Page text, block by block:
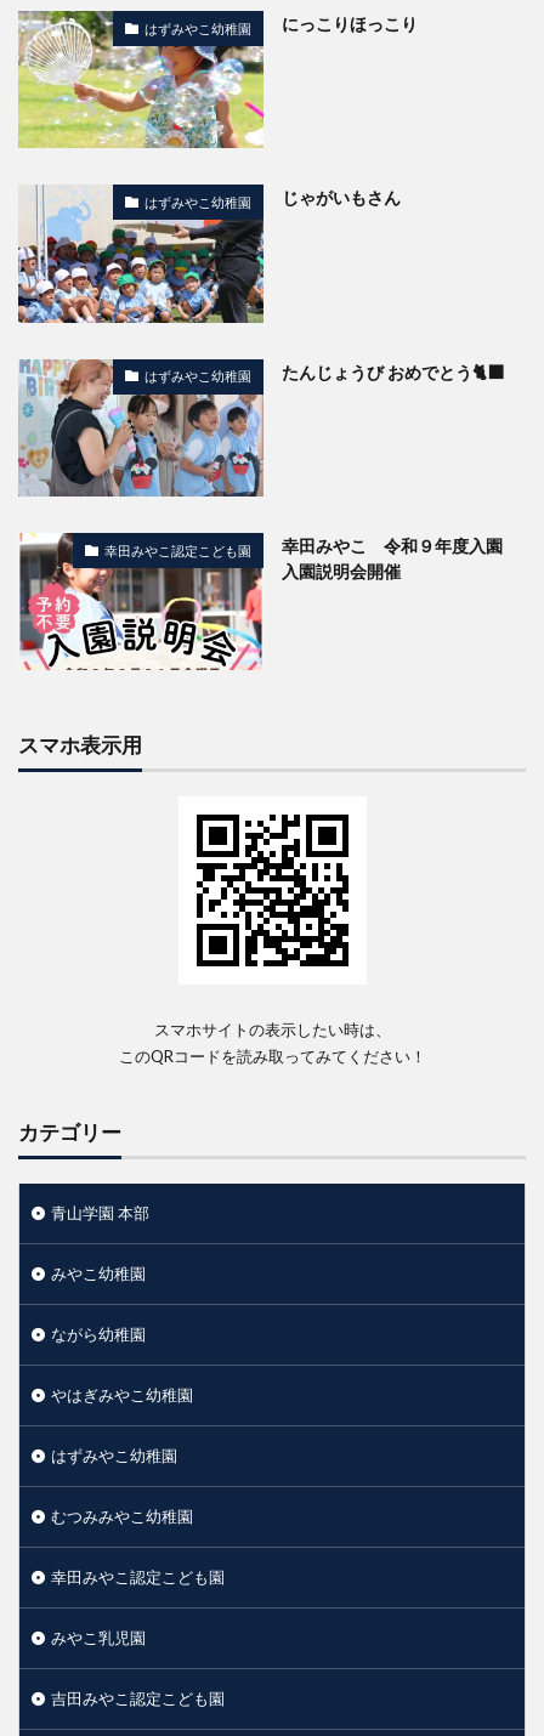
はずみやこ幼稚園 にっこりほっこり
はずみやこ幼稚園 じゃがいもさん
はずみやこ幼稚園 たんじょうび おめでとう🐈‍⬛
幸田みやこ認定こども園
幸田みやこ 令和９年度入園
入園説明会開催
スマホ表示用
スマホサイトの表示したい時は、
このQRコードを読み取ってみてください！
カテゴリー
青山学園 本部
みやこ幼稚園
ながら幼稚園
やはぎみやこ幼稚園
はずみやこ幼稚園
むつみみやこ幼稚園
幸田みやこ認定こども園
みやこ乳児園
吉田みやこ認定こども園